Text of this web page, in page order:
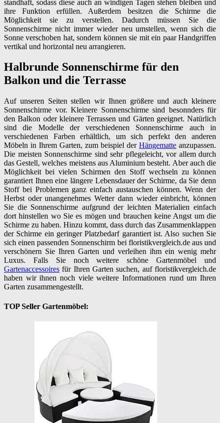
standhaft, sodass diese auch an windigen Tagen stehen bleiben und
ihre Funktion erfüllen. Außerdem besitzen die Schirme die
Möglichkeit sie zu verstellen. Dadurch müssen Sie die
Sonnenschirme nicht immer wieder neu umstellen, wenn sich die
Sonne verschoben hat, sondern können sie mit ein paar Handgriffen
vertikal und horizontal neu arrangieren.
Halbrunde Sonnenschirme für den
Balkon und die Terrasse
Auf unseren Seiten stellen wir Ihnen größere und auch kleinere
Sonnenschirme vor. Kleinere Sonnenschirme sind besonnders für
den Balkon oder kleinere Terrassen und Gärten geeignet. Natürlich
sind die Modelle der verschiedenen Sonnenschirme auch in
verschiedenen Farben erhältlich, um sich perfekt den anderen
Möbeln in Ihrem Garten, zum beispiel der Hängematte anzupassen.
Die meisten Sonnenschirme sind sehr pflegeleicht, vor allem durch
das Gestell, welches meistens aus Aluminium besteht. Aber auch die
Möglichkeit bei vielen Schirmen den Stoff wechseln zu können
garantiert Ihnen eine längere Lebensdauer der Schirme, da Sie denn
Stoff bei Problemen ganz einfach austauschen können. Wenn der
Herbst oder unangenehmes Wetter dann wieder einbricht, können
Sie die Sonnenschirme aufgrund der leichten Materialien einfach
dort hinstellen wo Sie es mögen und brauchen keine Angst um die
Schirme zu haben. Hinzu kommt, dass durch das Zusammenklappen
der Schirme ein geringer Platzbedarf garantiert ist. Also suchen Sie
sich einen passenden Sonnenschirm bei floristikvergleich.de aus und
verschönern Sie Ihren Garten und verleihen ihm ein wenig mehr
Luxus. Falls Sie noch weitere schöne Gartenmöbel und
Gartenaccessoires für Ihren Garten suchen, auf floristikvergleich.de
haben wir ihnen noch viele weitere Informationen rund um Ihren
Garten zusammengestellt.
TOP Seller Gartenmöbel: